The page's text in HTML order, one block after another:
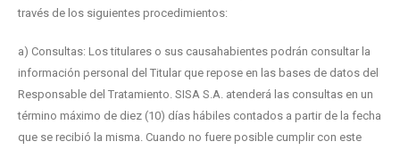
través de los siguientes procedimientos:
a) Consultas: Los titulares o sus causahabientes podrán consultar la
información personal del Titular que repose en las bases de datos del
Responsable del Tratamiento. SISA S.A. atenderá las consultas en un
término máximo de diez (10) días hábiles contados a partir de la fecha
que se recibió la misma. Cuando no fuere posible cumplir con este